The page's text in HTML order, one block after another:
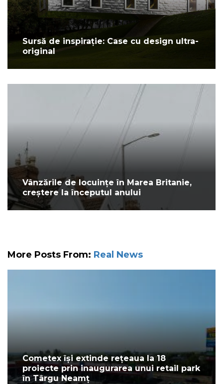
Sursă de inspirație: Case cu design ultra-
original
Vânzările de locuințe în Marea Britanie,
creștere la începutul anului
More Posts From: Real News
Cometex își extinde rețeaua la 18
proiecte prin inaugurarea unui retail park
în Târgu Neamț